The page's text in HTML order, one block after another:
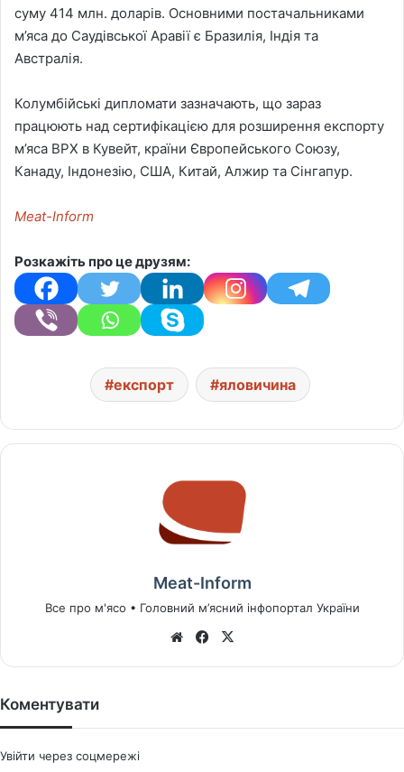
суму 414 млн. доларів. Основними постачальниками
м’яса до Саудівської Аравії є Бразилія, Індія та
Австралія.
Колумбійські дипломати зазначають, що зараз
працюють над сертифікацією для розширення експорту
м’яса ВРХ в Кувейт, країни Європейського Союзу,
Канаду, Індонезію, США, Китай, Алжир та Сінгапур.
Meat-Inform
Розкажіть про це друзям:
експорт яловичина
Meat-Inform
Все про м'ясо • Головний м’ясний інфопортал України
We
Fa
Коментувати
Увійти через соцмережі